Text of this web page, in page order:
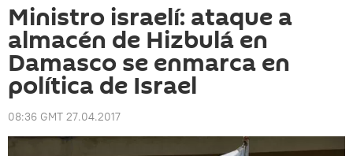
Ministro israelí: ataque a
almacén de Hizbulá en
Damasco se enmarca en
política de Israel
08:36 GMT 27.04.2017